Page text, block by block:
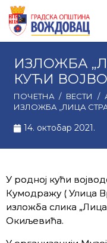
ИЗЛОЖБА
КУЋИ
ПОЧЕТНА / ВЕСТИ /
ИЗЛОЖБА „ЛИЦА
14. октобар 2021.
У родној кући
Кумодражу ( Улица
изложба слика
Окиљевића.